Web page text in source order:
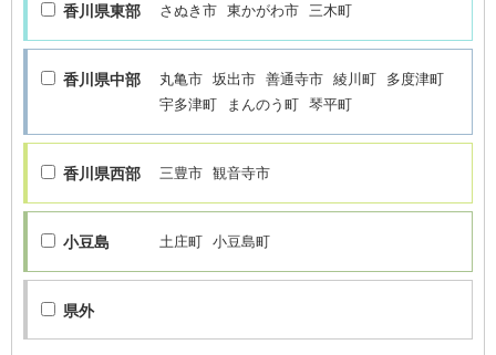
香川県東部 さぬき市 東かがわ市 三木町
香川県中部 丸亀市 坂出市 善通寺市 綾川町
多度津町
宇多津町
まんのう町 琴平町
香川県西部 三豊市 観音寺市
小豆島 土庄町 小豆島町
県外